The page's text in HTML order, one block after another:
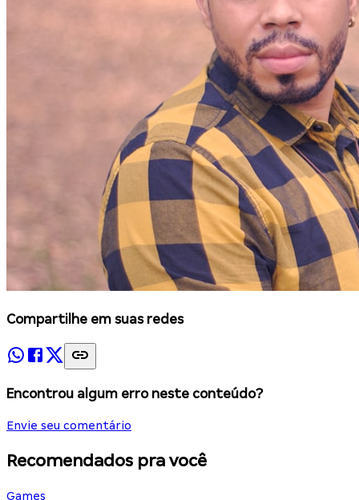
Compartilhe em suas redes
Encontrou algum erro neste conteúdo?
Envie seu comentário
Recomendados pra você
Games